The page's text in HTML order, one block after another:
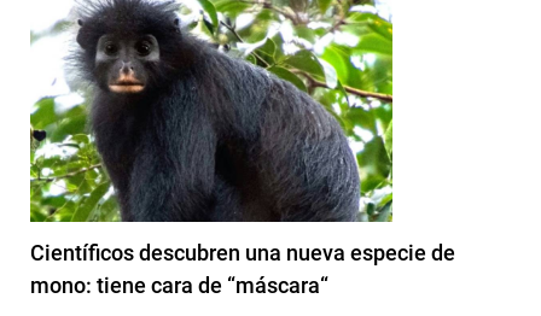
Científicos descubren una nueva especie de
mono: tiene cara de “máscara“